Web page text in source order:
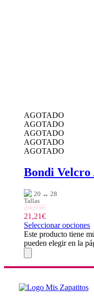
AGOTADO
AGOTADO
AGOTADO
AGOTADO
AGOTADO
Bondi Velcro
20 ↔ 28
24,95€
21,21€
Seleccionar opciones
Este producto tiene
pueden elegir en la